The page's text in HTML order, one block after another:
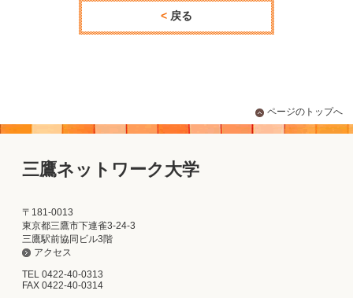
戻る
ページのトップへ
三鷹ネットワーク大学
〒181-0013
東京都三鷹市下連雀3-24-3
三鷹駅前協同ビル3階
アクセス
TEL 0422-40-0313
FAX 0422-40-0314